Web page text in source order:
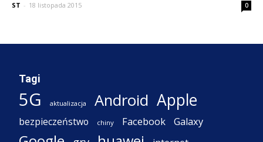
ST - 18 listopada 2015 0
Tagi
5G aktualizacja Android Apple
bezpieczeństwo chiny Facebook Galaxy